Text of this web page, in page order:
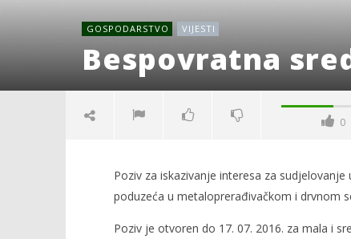
GOSPODARSTVO VIJESTI
Bespovratna
0
Poziv za iskazivanje interesa za
poduzeća u metaloprerađivačkom i drvnom
Poziv je otvoren do 17. 07. 2016. za mala i